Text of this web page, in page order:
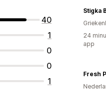
40
1
0
0
1
Stigka
24
app
Fresh